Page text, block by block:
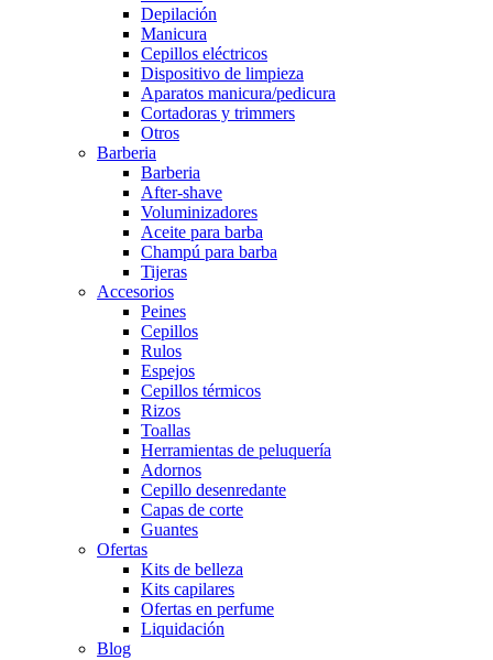
Depilación
Manicura
Cepillos eléctricos
Dispositivo de limpieza
Aparatos manicura/pedicura
Cortadoras y trimmers
Otros
Barberia
Barberia
After-shave
Voluminizadores
Aceite para barba
Champú para barba
Tijeras
Accesorios
Peines
Cepillos
Rulos
Espejos
Cepillos térmicos
Rizos
Toallas
Herramientas de peluquería
Adornos
Cepillo desenredante
Capas de corte
Guantes
Ofertas
Kits de belleza
Kits capilares
Ofertas en perfume
Liquidación
Blog